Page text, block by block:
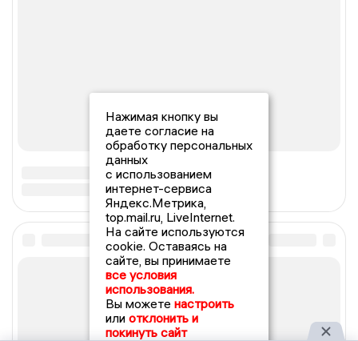
Нажимая кнопку вы
даете согласие на
обработку персональных
данных
с использованием
интернет-сервиса
Яндекс.Метрика,
top.mail.ru, LiveInternet.
На сайте используются
cookie. Оставаясь на
сайте, вы принимаете
все условия
использования.
Вы можете настроить
или отклонить и
покинуть сайт